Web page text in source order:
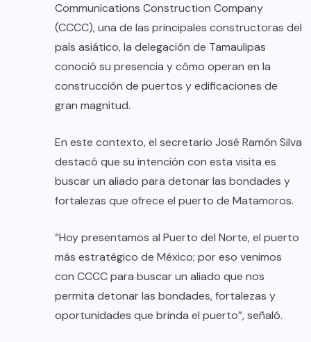
Communications Construction Company
(CCCC), una de las principales constructoras del
país asiático, la delegación de Tamaulipas
conoció su presencia y cómo operan en la
construcción de puertos y edificaciones de
gran magnitud.
En este contexto, el secretario José Ramón Silva
destacó que su intención con esta visita es
buscar un aliado para detonar las bondades y
fortalezas que ofrece el puerto de Matamoros.
“Hoy presentamos al Puerto del Norte, el puerto
más estratégico de México; por eso venimos
con CCCC para buscar un aliado que nos
permita detonar las bondades, fortalezas y
oportunidades que brinda el puerto”, señaló.